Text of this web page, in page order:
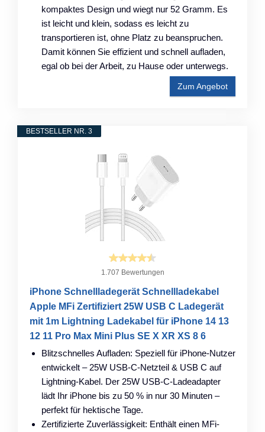
kompaktes Design und wiegt nur 52 Gramm. Es
ist leicht und klein, sodass es leicht zu
transportieren ist, ohne Platz zu beanspruchen.
Damit können Sie effizient und schnell aufladen,
egal ob bei der Arbeit, zu Hause oder unterwegs.
Zum Angebot
BESTSELLER NR. 3
1.707 Bewertungen
iPhone Schnellladegerät Schnellladekabel
Apple MFi Zertifiziert 25W USB C Ladegerät
mit 1m Lightning Ladekabel für iPhone 14 13
12 11 Pro Max Mini Plus SE X XR XS 8 6
Blitzschnelles Aufladen: Speziell für iPhone-Nutzer
entwickelt – 25W USB-C-Netzteil & USB C auf
Lightning-Kabel. Der 25W USB-C-Ladeadapter
lädt Ihr iPhone bis zu 50 % in nur 30 Minuten –
perfekt für hektische Tage.
Zertifizierte Zuverlässigkeit: Enthält einen MFi-